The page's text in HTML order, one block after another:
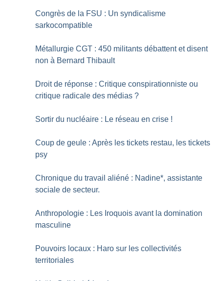
Congrès de la FSU : Un syndicalisme
sarkocompatible
Métallurgie CGT : 450 militants débattent et disent
non à Bernard Thibault
Droit de réponse : Critique conspirationniste ou
critique radicale des médias ?
Sortir du nucléaire : Le réseau en crise !
Coup de geule : Après les tickets restau, les tickets
psy
Chronique du travail aliéné : Nadine*, assistante
sociale de secteur.
Anthropologie : Les Iroquois avant la domination
masculine
Pouvoirs locaux : Haro sur les collectivités
territoriales